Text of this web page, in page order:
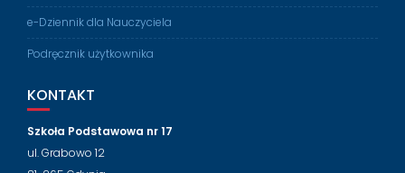
e-Dziennik dla Nauczyciela
Podręcznik użytkownika
KONTAKT
Szkoła Podstawowa nr 17
ul. Grabowo 12